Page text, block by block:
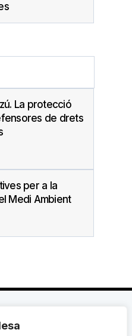
La protecció
de drets
per a la
Medi Ambient
|